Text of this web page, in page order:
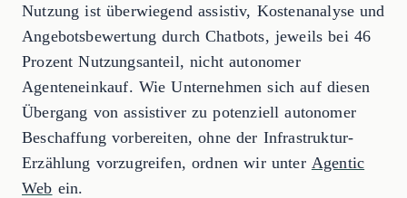
Nutzung ist überwiegend assistiv, Kostenanalyse und
Angebotsbewertung durch Chatbots, jeweils bei 46
Prozent Nutzungsanteil, nicht autonomer
Agenteneinkauf. Wie Unternehmen sich auf diesen
Übergang von assistiver zu potenziell autonomer
Beschaffung vorbereiten, ohne der Infrastruktur-
Erzählung vorzugreifen, ordnen wir unter Agentic
Web ein.